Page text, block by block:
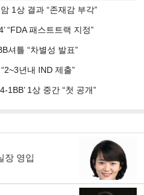
1상 결과 “존재감 부각”
“FDA 패스트트랙 지정”
셔틀 “차별성 발표”
년내 IND 제출”
1BB’ 1상 중간 “첫 공개”
장 영입